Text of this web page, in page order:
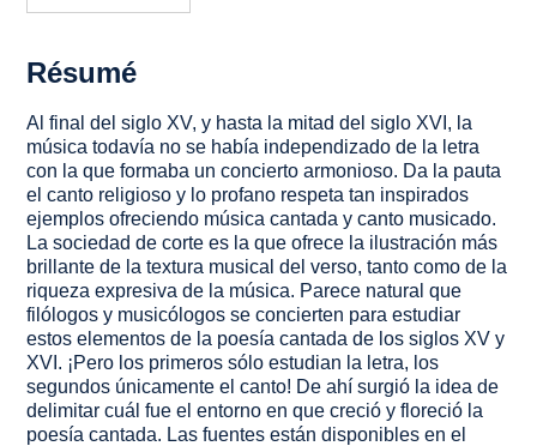
Résumé
Al final del siglo XV, y hasta la mitad del siglo XVI, la
música todavía no se había independizado de la letra
con la que formaba un concierto armonioso. Da la pauta
el canto religioso y lo profano respeta tan inspirados
ejemplos ofreciendo música cantada y canto musicado.
La sociedad de corte es la que ofrece la ilustración más
brillante de la textura musical del verso, tanto como de la
riqueza expresiva de la música. Parece natural que
filólogos y musicólogos se concierten para estudiar
estos elementos de la poesía cantada de los siglos XV y
XVI. ¡Pero los primeros sólo estudian la letra, los
segundos únicamente el canto! De ahí surgió la idea de
delimitar cuál fue el entorno en que creció y floreció la
poesía cantada. Las fuentes están disponibles en el